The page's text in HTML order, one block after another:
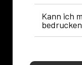
Kann ich